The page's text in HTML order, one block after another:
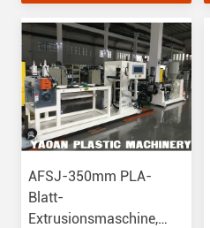
AFSJ-350mm PLA-
Blatt-
Extrusionsmaschine,